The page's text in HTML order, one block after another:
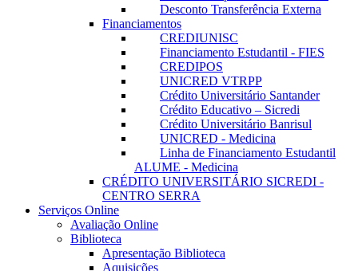
Desconto Transferência Externa
Financiamentos
CREDIUNISC
Financiamento Estudantil - FIES
CREDIPOS
UNICRED VTRPP
Crédito Universitário Santander
Crédito Educativo – Sicredi
Crédito Universitário Banrisul
UNICRED - Medicina
Linha de Financiamento Estudantil
ALUME - Medicina
CRÉDITO UNIVERSITÁRIO SICREDI -
CENTRO SERRA
Serviços Online
Avaliação Online
Biblioteca
Apresentação Biblioteca
Aquisições